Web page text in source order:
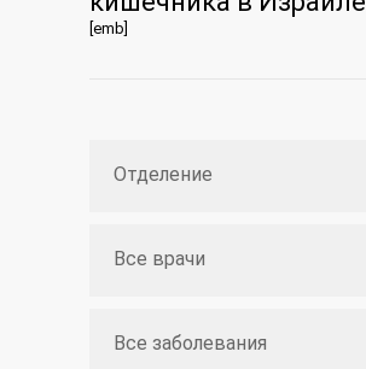
[emb]
Отделение
Все врачи
Все заболевания